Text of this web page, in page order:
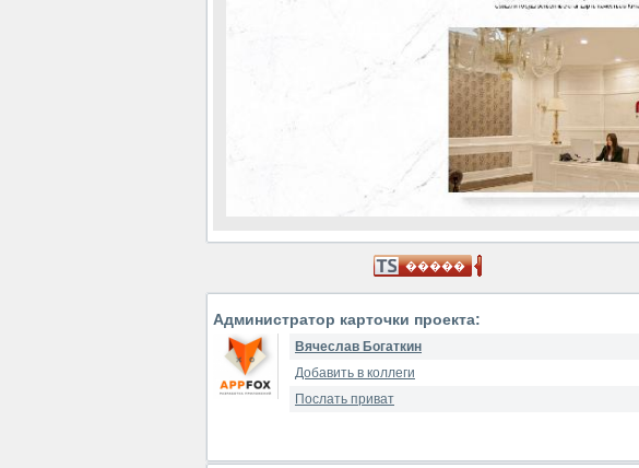
Администратор карточки проекта:
Вячеслав Богаткин
Добавить в коллеги
Послать приват